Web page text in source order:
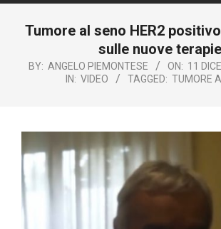
Tumore al seno HER2
sulle nuove terapie
BY: ANGELO PIEMONTESE ON: 11
IN: VIDEO TAGGED: TUMORE